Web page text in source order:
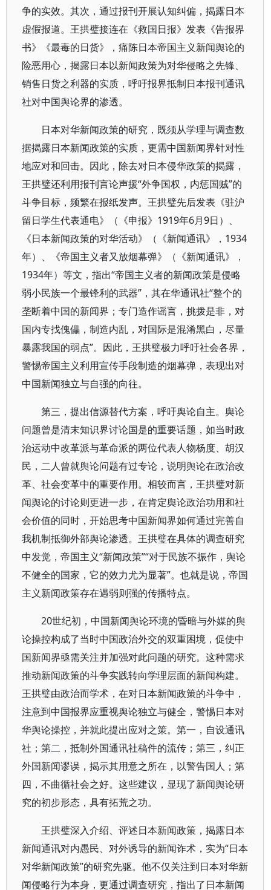
争的实效。其次，通过报刊开展认知纠偏，揭露日本
虚假报道。王拱璧接连在《救国日报》发表《告报界
书》《最毒的日货》，痛陈日本帝国主义新闻舆论的
险恶用心，揭露日本以新闻政策为对华侵略之先锋、
销售日货之利器的实质，呼吁报界抵制日本报刊通讯
社对中国舆论界的渗透。
日本对华新闻政策的研究，既须从学理与调查数
据揭露日本新闻政策的实质，更需中国新闻界针对性
地应对和回击。因此，除去对日本侵华政策的揭露，
王拱璧还利用报刊言论声援“外争国权，内惩国贼”的
斗争目标，频繁在报纸发声。王拱璧先后发表《驻沪
留日学生代表通电》（《申报》1919年6月9日）、
《日本新闻政策的对华活动》（《新闻通讯》，1934
年）、《帝国主义者又放烟幕弹》（《新闻通讯》，
1934年）等文，指出“帝国主义者的新闻政策是侵略
弱小民族一个最锋利的武器”，其在华通讯社“整个的
垄断着中国的新闻界；专门造作谣言，挑拨是非，对
国内专找傀儡，制造内乱，对国际是混淆黑白，尽量
暴露我国的弱点”。因此，王拱璧极力呼吁社会各界，
警惕帝国主义利用宣传手段制造的烟幕弹，表现出对
中国新闻独立与自强的向往。
第三，提出信源替代方案，呼吁舆论自主。舆论
问题曾是清末知识界讨论国是的重要话题，如当时政
治运动中改革派与革命派的两位代表人物杨度、胡汉
民，二人曾就舆论问题有过专论，说明舆论在政治改
革、社会变革中的重要作用。相较而言，王拱璧对新
闻舆论的讨论则更进一步，在肯定舆论政治功用和社
会价值的同时，开始思考中国新闻界如何通过完善自
我机制抵御外部舆论渗透。王拱璧在具体的调查研究
中发觉，帝国主义“新闻政策”“对于民族不振作，舆论
不健全的国家，它的效力尤为显著”。也就是说，帝国
主义新闻政策存在遇弱则强的传播特点。
20世纪初，中国新闻舆论环境的昏暗与外媒的舆
论操控构成了当时中国政治外交的双重困境，促使中
国新闻界亟需关注并加强对此问题的研究。这种需求
推动新闻政策的斗争实践转向学理层面的新闻构建。
王拱璧由政治而学术，在对日本新闻政策的斗争中，
注意到中国报界应重视舆论独立与健全，警惕日本对
华舆论操控，并就此提出应对之策。第一，自设通讯
社；第二，抵制外国通讯社稿件的流传；第三，纠正
外国新闻谬误，揭示其用意之所在，以警告国人；第
四，不曲循社会之好。这些建议，显现了新闻舆论研
究的初步形态，具有拓荒之功。
王拱璧深入介绍、评述日本新闻政策，揭露日本
新闻通讯对内愚民、对外诱导的新闻诈术，实为“日本
对华新闻政策”的研究先驱。他不仅关注到日本对华新
闻侵略行为本身，更通过调查研究，指出了日本新闻